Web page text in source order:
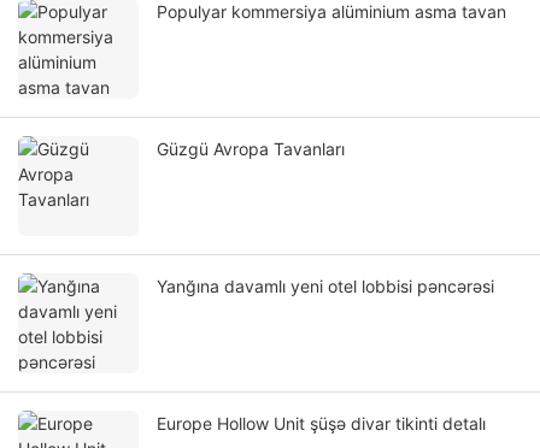
Populyar kommersiya alüminium asma tavan
Güzgü Avropa Tavanları
Yanğına davamlı yeni otel lobbisi pəncərəsi
Europe Hollow Unit şüşə divar tikinti detalı